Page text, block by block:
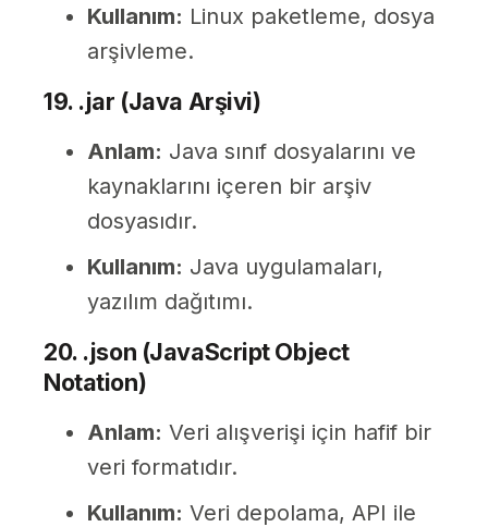
Kullanım: Linux paketleme, dosya
arşivleme.
19. .jar (Java Arşivi)
Anlam: Java sınıf dosyalarını ve
kaynaklarını içeren bir arşiv
dosyasıdır.
Kullanım: Java uygulamaları,
yazılım dağıtımı.
20. .json (JavaScript Object
Notation)
Anlam: Veri alışverişi için hafif bir
veri formatıdır.
Kullanım: Veri depolama, API ile